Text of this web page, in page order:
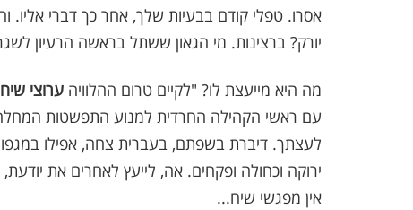
אסרו. טפלי קודם בבעיות שלך, אחר כך דברי אליו.
יורק? ברצינות. מי הגאון ששתל בראשה הרעיון
מה היא מייעצת לו? "לקיים טרום ההלוויה ערוצי שיח
עם ראשי הקהילה החרדית למנוע התפשטות
לעצתך. דיברת בשפתם, בעברית צחה, אפילו
ירוקה וכחולה ופקחים. אה, לייעץ לאחרים את
אין מפגשי שיח...